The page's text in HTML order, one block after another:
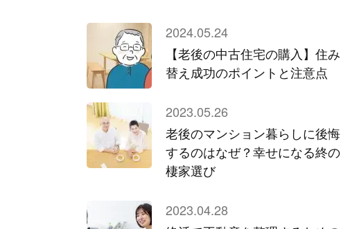
2024.05.24
【老後の中古住宅の購入】住み
替え成功のポイントと注意点
2023.05.26
老後のマンション暮らしに後悔
するのはなぜ？幸せになる終の
棲家選び
2023.04.28